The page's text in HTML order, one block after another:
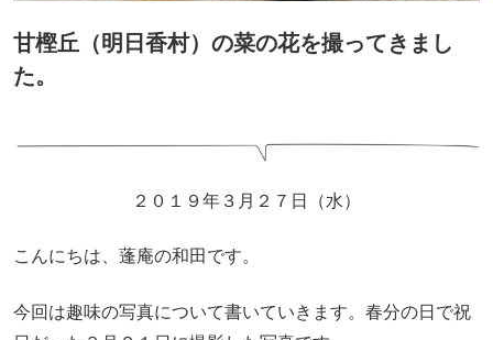
甘樫丘（明日香村）の菜の花を撮ってきまし
た。
２０１９年３月２７日（水）
こんにちは、蓬庵の和田です。
今回は趣味の写真について書いていきます。春分の日で祝